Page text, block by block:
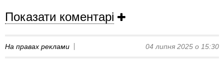
Показати коментарі
На правах реклами 04 липня 2025 о 15:30